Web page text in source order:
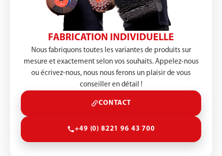
FABRICATION INDIVIDUELLE
Nous fabriquons toutes les variantes de produits sur
mesure et exactement selon vos souhaits. Appelez-nous
ou écrivez-nous, nous nous ferons un plaisir de vous
conseiller en détail !
CONTACT
+49 (0) 8221 96 43 700